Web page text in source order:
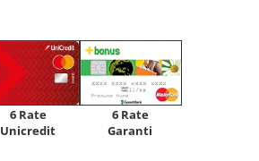
6 Rate
Unicredit
6 Rate
Garanti